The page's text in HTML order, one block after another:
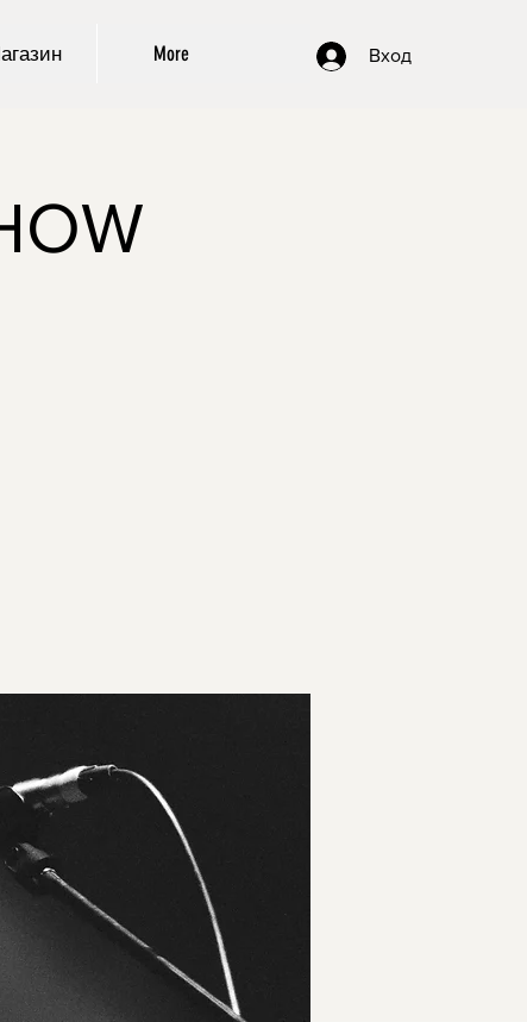
Вход
More